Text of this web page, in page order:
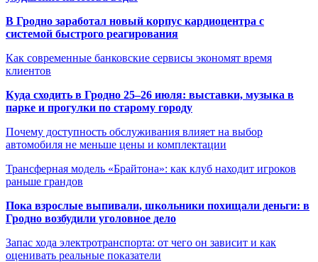
В Гродно заработал новый корпус кардиоцентра с
системой быстрого реагирования
Как современные банковские сервисы экономят время
клиентов
Куда сходить в Гродно 25–26 июля: выставки, музыка в
парке и прогулки по старому городу
Почему доступность обслуживания влияет на выбор
автомобиля не меньше цены и комплектации
Трансферная модель «Брайтона»: как клуб находит игроков
раньше грандов
Пока взрослые выпивали, школьники похищали деньги: в
Гродно возбудили уголовное дело
Запас хода электротранспорта: от чего он зависит и как
оценивать реальные показатели